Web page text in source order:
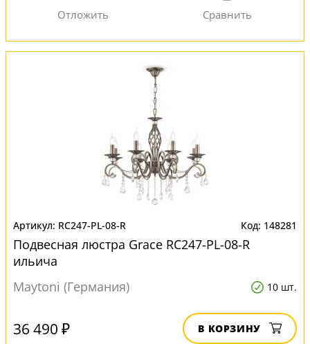
RC247-PL-08-R 148281
Подвесная люстра Grace RC247-PL-08-R
ильича
Maytoni (Германия)
10 шт.
36 490 ₽ В КОРЗИНУ